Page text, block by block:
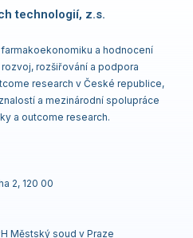
technologií, z.s.
a hodnocení
rozšiřování a podpora
research v České republice,
a mezinárodní spolupráce
a outcome research.
2, 120 00
Městský soud v Praze